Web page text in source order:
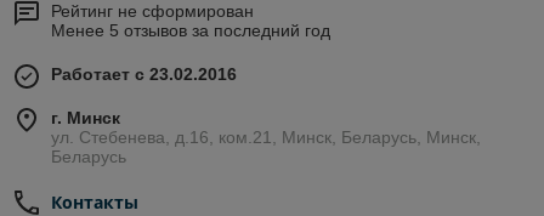
Рейтинг не сформирован
Менее 5 отзывов за последний год
Работает с 23.02.2016
г. Минск
ул. Стебенева, д.16, ком.21, Минск, Беларусь, Минск,
Беларусь
Контакты